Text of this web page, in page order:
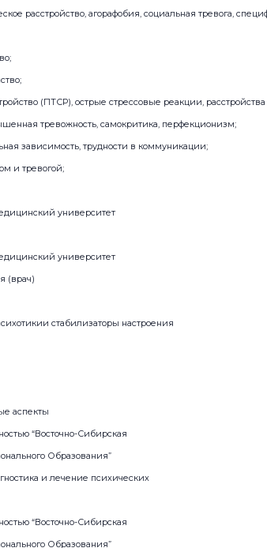
расстройство, агорафобия, социальная тревога,
(ПТСР), острые стрессовые реакции,
тревожность, самокритика, перфекционизм;
зависимость, трудности в коммуникации;
и тревогой;
университет
университет
(врач)
стабилизаторы настроения
аспекты
“Восточно-Сибирская
Образования”
и лечение психических
“Восточно-Сибирская
Образования”